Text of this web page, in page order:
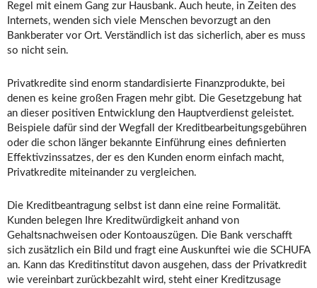
Regel mit einem Gang zur Hausbank. Auch heute, in Zeiten des
Internets, wenden sich viele Menschen bevorzugt an den
Bankberater vor Ort. Verständlich ist das sicherlich, aber es muss
so nicht sein.
Privatkredite sind enorm standardisierte Finanzprodukte, bei
denen es keine großen Fragen mehr gibt. Die Gesetzgebung hat
an dieser positiven Entwicklung den Hauptverdienst geleistet.
Beispiele dafür sind der Wegfall der Kreditbearbeitungsgebühren
oder die schon länger bekannte Einführung eines definierten
Effektivzinssatzes, der es den Kunden enorm einfach macht,
Privatkredite miteinander zu vergleichen.
Die Kreditbeantragung selbst ist dann eine reine Formalität.
Kunden belegen Ihre Kreditwürdigkeit anhand von
Gehaltsnachweisen oder Kontoauszügen. Die Bank verschafft
sich zusätzlich ein Bild und fragt eine Auskunftei wie die SCHUFA
an. Kann das Kreditinstitut davon ausgehen, dass der Privatkredit
wie vereinbart zurückbezahlt wird, steht einer Kreditzusage